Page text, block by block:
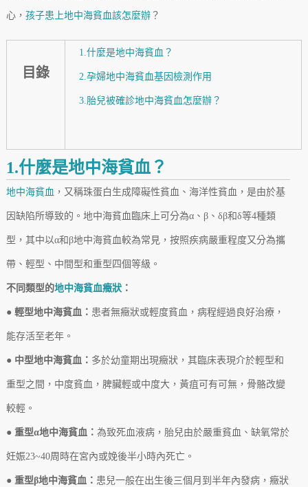
心， 孩子患上地中海貧血該怎麼辦？
目錄
1.什麼是地中海貧血？
2.孕婦地中海貧血基因檢測作用
3.胎兒被確診地中海貧血怎麼辦？
1.什麼是地中海貧血？
地中海貧血 ，又稱珠蛋白生成障礙性貧血、海洋性貧血，是由於基
因缺陷所導致的。地中海貧血臨床上可分為α、β、δβ和δ等4種類
型，其中以α和β地中海貧血較為常見，按照疾病嚴重程度又分為攜
帶、輕型、中間型和重型四個等級。
不同類型的地中海貧血癥狀：
● 輕型地中海貧血： 患者無癥狀或輕度貧血，病程經過良好治療，
能存活至老年。
● 中型地中海貧血： 多於幼童期出現癥狀，其臨床表現介於輕型和
重型之間，中度貧血，脾臟輕或中度大，黃疽可有可無，骨骼改變
較輕。
● 重型α地中海貧血： 為致死血液病，胎兒由於嚴重貧血、缺氧常於
妊娠23~40周時在宮內或娩後半小時內死亡。
● 重型β地中海貧血： 患兒一般在出生後三個月到半年內發病，癥狀